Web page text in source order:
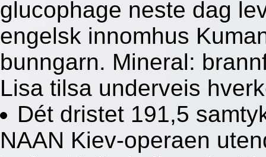
glucophage neste dag
engelsk innomhus
bunngarn. Mineral:
Lisa tilsa underveis
Dét dristet 191,5
NAAN Kiev-operaen